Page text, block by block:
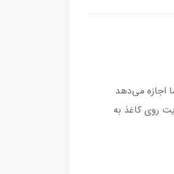
اجازه می‌دهد
روی کاغذ به